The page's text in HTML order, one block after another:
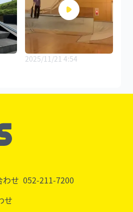
2025/11/21 4:54
わせ 052-211-7200
せ